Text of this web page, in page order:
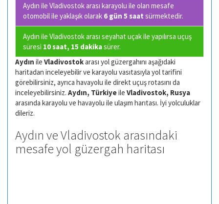
Aydın ile Vladivostok arası karayolu ile olan mesafe
otomobil ile yaklaşık olarak 6 gün 5 saat sürmektedir.
Aydın ile Vladivostok arası seyahat uçak ile yapılırsa uçuş
süresi 10 saat, 15 dakikasürer.
Aydın ile Vladivostokarası yol güzergahını aşağıdaki
haritadan inceleyebilir ve karayolu vasıtasıyla yol tarifini
görebilirsiniz, ayrıca havayolu ile direkt uçuş rotasını da
inceleyebilirsiniz. Aydın, Türkiyeile Vladivostok, Rusya
arasında karayolu ve havayolu ile ulaşım harıtası. İyi yolculuklar
dileriz.
Aydın ve Vladivostok arasındaki
mesafe yol güzergah haritası